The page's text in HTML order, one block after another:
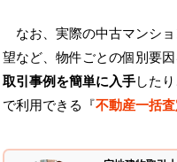
なお、実際の中古マンシ
望など、物件ごとの個別要
取引事例を簡単に入手したり
で利用できる『不動産一括